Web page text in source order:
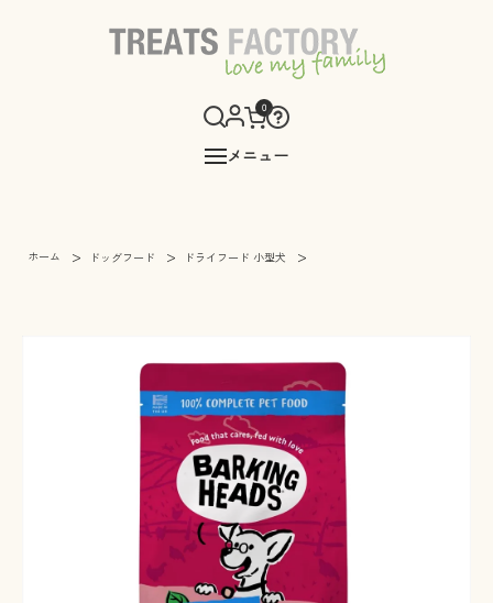
0
メニュー
ホーム > ドッグフード > ドライフード 小型犬 >